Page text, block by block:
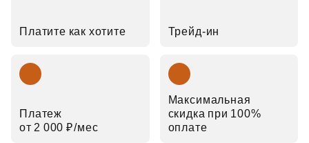
Платите как хотите Трейд‑ин
Платеж
от 2 000 ₽⁠/⁠мес
Максимальная
скидка при 100%
оплате